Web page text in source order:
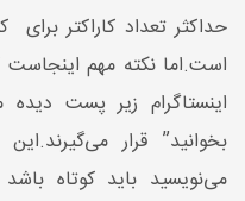
است.اما نکته مهم
اینستاگرام زیر پست
بخوانید” قرار
می‌نویسید باید کوتاه